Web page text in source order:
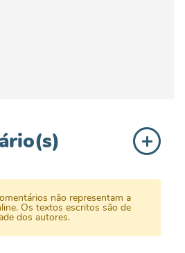
não representam a
Os textos escritos são de
dos autores.